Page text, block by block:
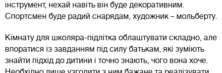
інструмент, нехай навіть він буде декоративним.
Спортсмен буде радий снарядам, художник – мольберту.
Кімнату для школяра-підлітка облаштувати складно, але
впоратися із завданням під силу батькам, які зуміють
знайти підхід до дитини і точно знають, чого вона хоче.